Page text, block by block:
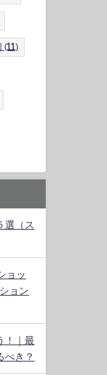
(11)
選（ス
ョッ
ョン
！｜最
べき？